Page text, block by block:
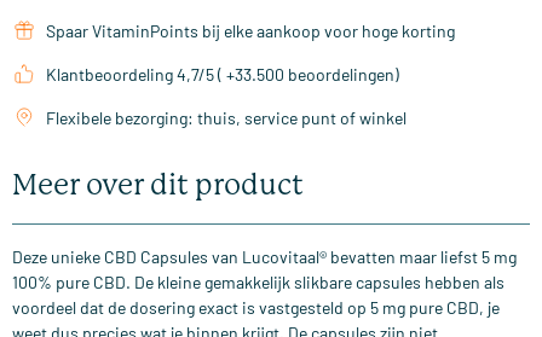
Spaar VitaminPoints bij elke aankoop voor hoge korting
Klantbeoordeling 4,7/5 ( +33.500 beoordelingen)
Flexibele bezorging: thuis, service punt of winkel
Meer over dit product
Deze unieke CBD Capsules van Lucovitaal® bevatten maar liefst 5 mg
100% pure CBD. De kleine gemakkelijk slikbare capsules hebben als
voordeel dat de dosering exact is vastgesteld op 5 mg pure CBD, je
weet dus precies wat je binnen krijgt. De capsules zijn niet